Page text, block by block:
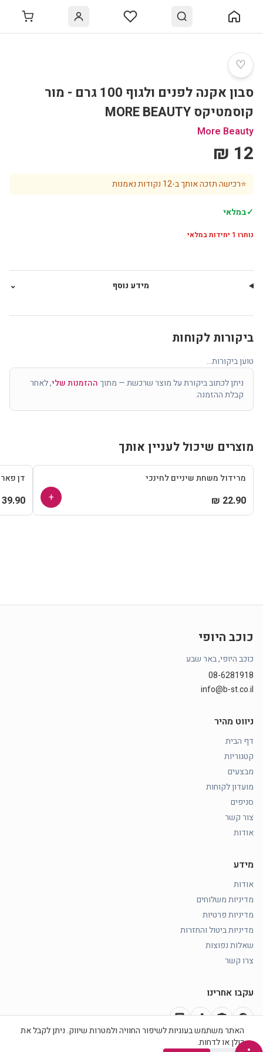
♡
סבון אקנה לפנים ולגוף 100 גרם - מור
קוסמטיקס MORE BEAUTY
More Beauty
12 ₪
⭐רכישה תזכה אותך ב-12 נקודות נאמנות
✓במלאי
נותרו 1 יחידות במלאי
מידע נוסף ⌄
ביקורות לקוחות
טוען ביקורות...
ניתן לכתוב ביקורת על מוצר שרכשת — מתוךההזמנות שלי, לאחר
קבלת ההזמנה.
מוצרים שיכול לעניין אותך
מרידול משחת שיניים לחינכי
22.90 ₪
+
דן
39.90 ₪
כוכב היופי
כוכב היופי, באר שבע
08-6281918
info@b-st.co.il
ניווט מהיר
דף הבית
קטגוריות
מבצעים
מועדון לקוחות
סניפים
צור קשר
אודות
מידע
אודות
מדיניות משלוחים
מדיניות פרטיות
מדיניות ביטול והחזרות
שאלות נפוצות
צרו קשר
עקבו אחרינו
facebook
photo_camera
music_note
chat
האתר משתמש בעוגיות לשיפור החוויה ולמטרות שיווק. ניתן לקבל את
כולן או לדחות.